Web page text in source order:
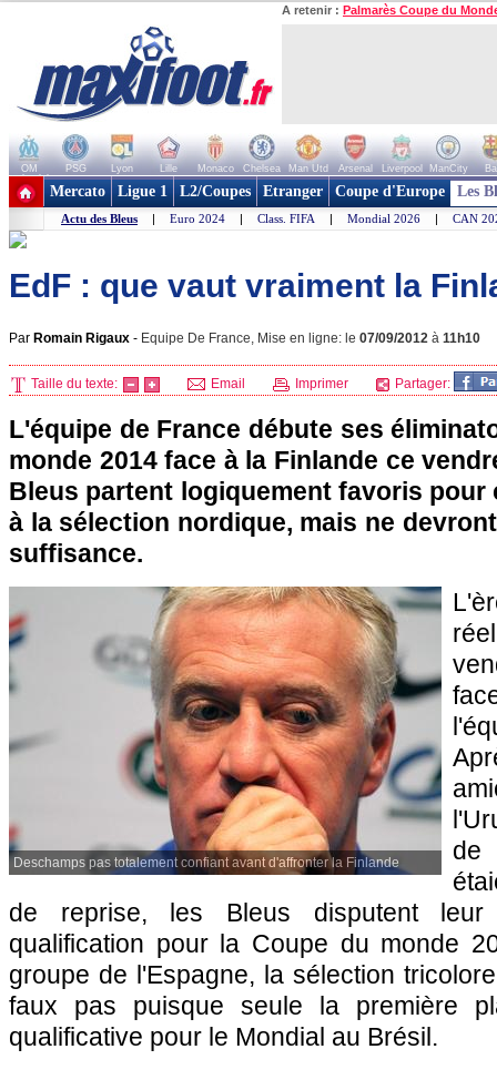
A retenir : Palmarès Coupe du
OM PSG Lyon Lille Monaco Chelsea Man Utd Arsenal Liverpool ManCity
+ de clubs
Mercato Ligue 1 L2/Coupes Etranger Coupe d'Europe Les
Actu des Bleus | Euro 2024 | Class. FIFA | Mondial 2026 | CAN
EdF : que vaut vraiment la
Par Romain Rigaux - Equipe De France, Mise en ligne: le 07/09/2012 à 11h10
Taille du texte: Email Imprimer Partager:
L'équipe de France débute ses
monde 2014 face à la Finlande ce
Bleus partent logiquement favoris pour
à la sélection nordique, mais ne
suffisance.
Deschamps pas totalement confiant avant d'affronter la Finlande
de
de reprise, les Bleus disputent
qualification pour la Coupe du monde
groupe de l'Espagne, la sélection
faux pas puisque seule la première
qualificative pour le Mondial au Brésil.